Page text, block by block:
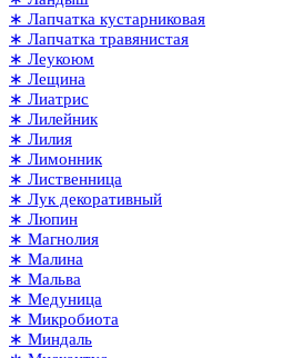
∗ Лапчатка кустарниковая
∗ Лапчатка травянистая
∗ Леукоюм
∗ Лещина
∗ Лиатрис
∗ Лилейник
∗ Лилия
∗ Лимонник
∗ Лиственница
∗ Лук декоративный
∗ Люпин
∗ Магнолия
∗ Малина
∗ Мальва
∗ Медуница
∗ Микробиота
∗ Миндаль